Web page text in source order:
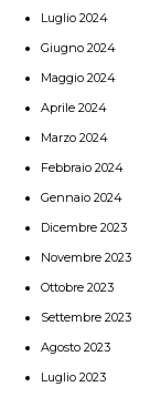
Luglio 2024
Giugno 2024
Maggio 2024
Aprile 2024
Marzo 2024
Febbraio 2024
Gennaio 2024
Dicembre 2023
Novembre 2023
Ottobre 2023
Settembre 2023
Agosto 2023
Luglio 2023